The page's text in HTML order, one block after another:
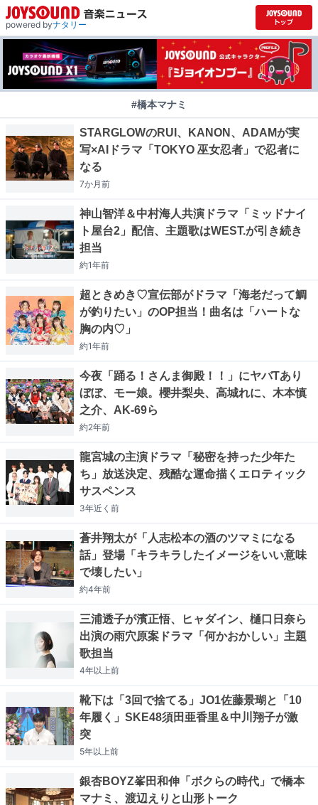
powered byナタリー
#橋本マナミ
STARGLOWのRUI、KANON、ADAMが実
写×AIドラマ「TOKYO 巫女忍者」で忍者に
なる
7か月前
神山智洋＆中村海人共演ドラマ「ミッドナイ
ト屋台2」配信、主題歌はWEST.が引き続き
担当
約1年前
超ときめき♡宣伝部がドラマ「海老だって鯛
が釣りたい」のOP担当！曲名は「ハートな
胸の内♡」
約1年前
今夜「踊る！さんま御殿！！」にヤバTあり
ぼぼ、モー娘。櫻井梨央、高城れに、木本慎
之介、AK-69ら
約2年前
龍宮城の主演ドラマ「秘密を持った少年た
ち」放送決定、残酷な運命描くエロティック
サスペンス
3年近く 前
蒼井翔太が「人志松本の酒のツマミになる
話」登場「キラキラしたイメージをいい意味
で壊したい」
約4年前
三浦透子が濱正悟、ヒャダイン、樋口日奈ら
出演の雨穴原案ドラマ「何かおかしい」主題
歌担当
4年以上前
靴下は「3回で捨てる」JO1佐藤景瑚と「10
年履く」SKE48須田亜香里＆中川翔子が激
突
5年以上前
銀杏BOYZ峯田和伸「ボクらの時代」で橋本
マナミ、渡辺えりと山形トーク